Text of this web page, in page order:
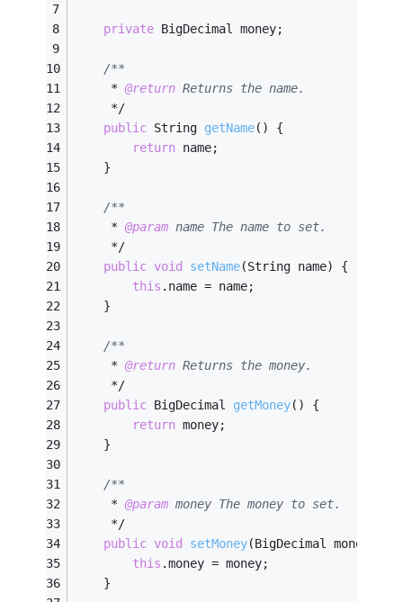
private BigDecimal money;
/**
     *
@return Returns the name.
     */
public String getName()
{
return name;
    }
/**
     *
@param name The name to set.
     */
public void setName(String name)
{
this .name = name;
    }
/**
     *
@return Returns the money.
     */
public BigDecimal getMoney()
{
return money;
    }
/**
     *
@param money The money to set.
     */
public void setMoney(BigDecimal money)
this .money = money;
    }